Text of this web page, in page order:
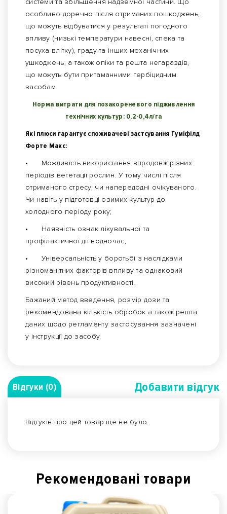
системи та збільшення надземної частини. Що
особливо доречно після отриманих пошкоджень,
що можуть відбуватися у результаті погодного
впливу (низькі температури навесні, спека та
посуха влітку), граду та інших механічних
ушкоджень, а також опіки та решта негараздів,
що можуть бути притаманними гербіцидним
засобам.
Норма витрати для позакореневого підживлення
технічних культур: 0,2-0,4л/га
Які плюси гарантує споживачеві застсування Гуміфілд
Форте Макc:
•
Можливість використання впродовж різних
періодів вегетації рослин. У тому числі після
отриманого стресу, чи напередодні очікуваного.
Чи навіть у підготовці озимих культур до
холодного періоду року;
•
Наявність ознак лікувальної та
профілактичної дії водночас;
•
Універсальність у боротьбі з наслідками
різноманітних факторів впливу та однаковий
високий рівень продуктивності.
Бажаний метод введення, розмір дози та
рекомендована кількість обробок а також решта
даних щодо регламенту застосування зазначені
у інструкції до засобу.
Відгуки (0) Добавити вiдгук
Відгуків про цей товар ще не було.
Рекомендованi товари